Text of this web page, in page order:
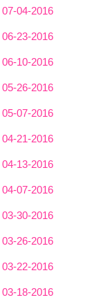
07-04-2016
06-23-2016
06-10-2016
05-26-2016
05-07-2016
04-21-2016
04-13-2016
04-07-2016
03-30-2016
03-26-2016
03-22-2016
03-18-2016